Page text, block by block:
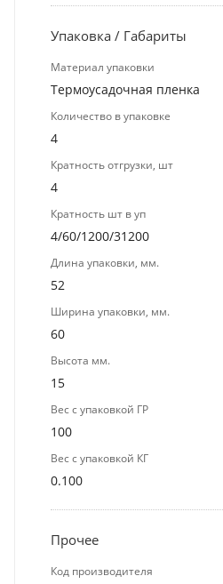
Упаковка / Габариты
Материал упаковки
Термоусадочная пленка
Количество в упаковке
4
Кратность отгрузки, шт
4
Кратность шт в уп
4/60/1200/31200
Длина упаковки, мм.
52
Ширина упаковки, мм.
60
Высота мм.
15
Вес с упаковкой ГР
100
Вес с упаковкой КГ
0.100
Прочее
Код производителя